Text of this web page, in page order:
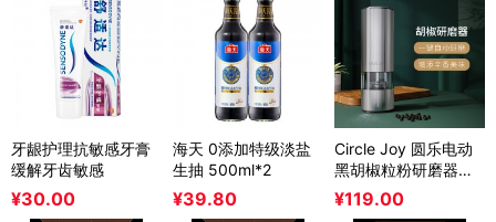
牙龈护理抗敏感牙膏
缓解牙齿敏感
¥30.00
海天 0添加特级淡盐
生抽 500ml*2
¥39.80
Circle Joy 圆乐电动
黑胡椒粒粉研磨器不
锈钢家用海盐芝麻磨
碾粉
¥119.00